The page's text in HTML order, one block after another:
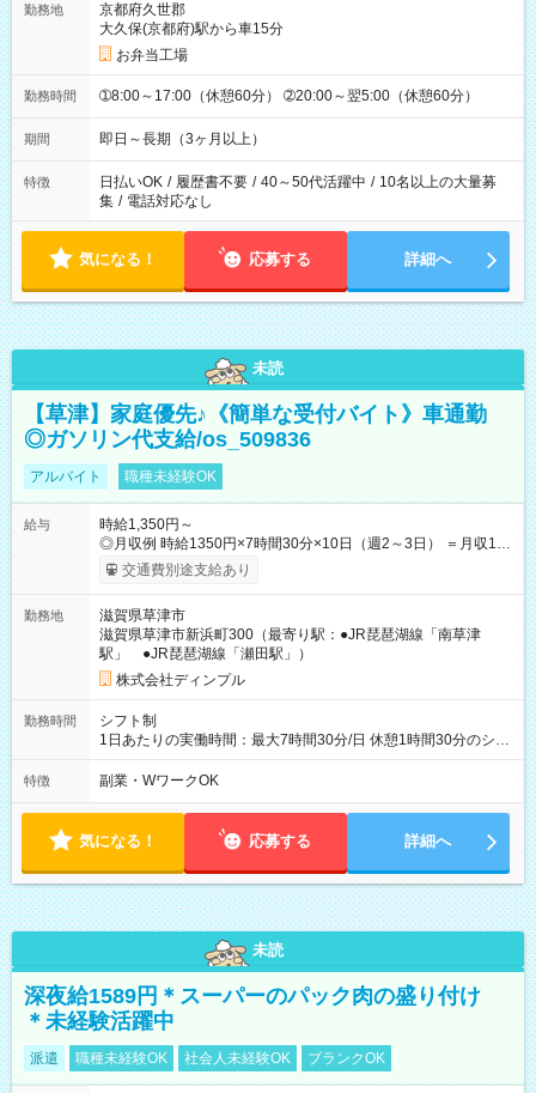
勤務地
京都府久世郡
大久保(京都府)駅から車15分
お弁当工場
勤務時間 ➀8:00～17:00（休憩60分） ➁20:00～翌5:00（休憩60分）
期間 即日～長期（3ヶ月以上）
特徴 日払いOK / 履歴書不要 / 40～50代活躍中 / 10名以上の大量募
集 / 電話対応なし
気になる！ 応募する 詳細へ
未読
【草津】家庭優先♪《簡単な受付バイト》車通勤
◎ガソリン代支給/os_509836
アルバイト 職種未経験OK
給与
時給1,350円～
◎月収例 時給1350円×7時間30分×10日（週2～3日） ＝月収10
万円以上可＋交通費 ※勤務日数は一例です 【試用期間】試用期
間あり 試用期間の長さ：3ヶ月 雇用形態、給与は本採用時と同
交通費別途支給あり
勤務地
滋賀県草津市
滋賀県草津市新浜町300（最寄り駅：●JR琵琶湖線「南草津
駅」 ●JR琵琶湖線「瀬田駅」）
株式会社ディンプル
勤務時間
シフト制
1日あたりの実働時間：最大7時間30分/日 休憩1時間30分のシフ
ト制 ＜シフト例＞ 9：20～18：20 10：20～19：20 11：20～
20：20 12：30～21：30 ＜残業ほぼなし♪＞ 残業はあっても月1
両立しやすい☆
特徴 副業・WワークOK
気になる！ 応募する 詳細へ
未読
深夜給1589円＊スーパーのパック肉の盛り付け
＊未経験活躍中
派遣 職種未経験OK 社会人未経験OK ブランクOK